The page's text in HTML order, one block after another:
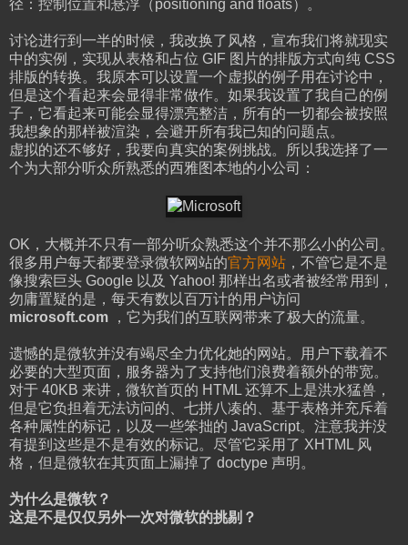
径：控制位置和悬浮（positioning and floats）。
讨论进行到一半的时候，我改换了风格，宣布我们将就现实
中的实例，实现从表格和占位 GIF 图片的排版方式向纯 CSS
排版的转换。我原本可以设置一个虚拟的例子用在讨论中，
但是这个看起来会显得非常做作。如果我设置了我自己的例
子，它看起来可能会显得漂亮整洁，所有的一切都会被按照
我想象的那样被渲染，会避开所有我已知的问题点。
虚拟的还不够好，我要向真实的案例挑战。所以我选择了一
个为大部分听众所熟悉的西雅图本地的小公司：
OK，大概并不只有一部分听众熟悉这个并不那么小的公司。
很多用户每天都要登录微软网站的官方网站 ，不管它是不是
像搜索巨头 Google 以及 Yahoo! 那样出名或者被经常用到，
勿庸置疑的是，每天有数以百万计的用户访问
microsoft.com ，它为我们的互联网带来了极大的流量。
遗憾的是微软并没有竭尽全力优化她的网站。用户下载着不
必要的大型页面，服务器为了支持他们浪费着额外的带宽。
对于 40KB 来讲，微软首页的 HTML 还算不上是洪水猛兽，
但是它负担着无法访问的、七拼八凑的、基于表格并充斥着
各种属性的标记，以及一些笨拙的 JavaScript。注意我并没
有提到这些是不是有效的标记。尽管它采用了 XHTML 风
格，但是微软在其页面上漏掉了 doctype 声明。
为什么是微软？
这是不是仅仅另外一次对微软的挑剔？